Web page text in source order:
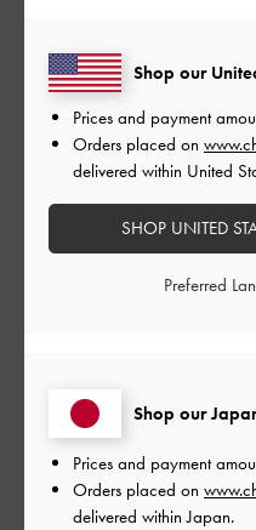
品質
とて
このレビ
丈夫でデザイ
Shop our
Prices and payment
Orders placed on
delivered within Japan.
Shop our
Prices and payment
Orders placed on
delivered within United
SHOP UNITED
Preferred